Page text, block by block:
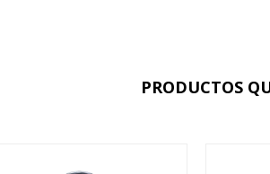
PRODUCTOS